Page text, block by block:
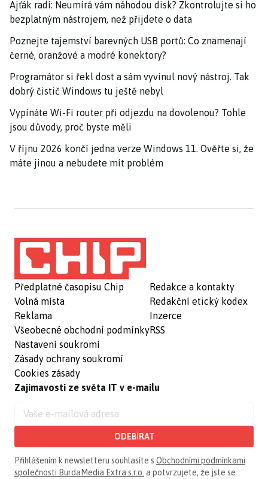
Ajťák radí: Neumírá vám náhodou disk? Zkontrolujte si ho
bezplatným nástrojem, než přijdete o data
Poznejte tajemství barevných USB portů: Co znamenají
černé, oranžové a modré konektory?
Programátor si řekl dost a sám vyvinul nový nástroj. Tak
dobrý čistič Windows tu ještě nebyl
Vypínáte Wi-Fi router při odjezdu na dovolenou? Tohle
jsou důvody, proč byste měli
V říjnu 2026 končí jedna verze Windows 11. Ověřte si, že
máte jinou a nebudete mít problém
Předplatné časopisu Chip
Volná místa
Reklama
Všeobecné obchodní podmínky
Nastavení soukromí
Zásady ochrany soukromí
Cookies zásady
Redakce a kontakty
Redakční etický kodex
Inzerce
RSS
Zajímavosti ze světa IT v e-mailu
ODEBÍRAT
Přihlášením k newsletteru souhlasíte s Obchodními podmínkami
společnosti BurdaMedia Extra s.r.o. a potvrzujete, že jste se